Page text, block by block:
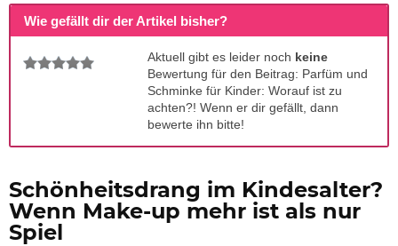
Wie gefällt dir der Artikel bisher?
Aktuell gibt es leider noch keine
Bewertung für den Beitrag: Parfüm und
Schminke für Kinder: Worauf ist zu
achten?! Wenn er dir gefällt, dann
bewerte ihn bitte!
Schönheitsdrang im Kindesalter?
Wenn Make-up mehr ist als nur
Spiel